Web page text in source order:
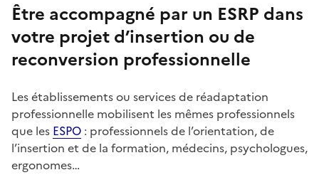
Être accompagné par un ESRP dans
votre projet d’insertion ou de
reconversion professionnelle
Les établissements ou services de réadaptation
professionnelle mobilisent les mêmes professionnels
que les ESPO : professionnels de l’orientation, de
l’insertion et de la formation, médecins, psychologues,
ergonomes…